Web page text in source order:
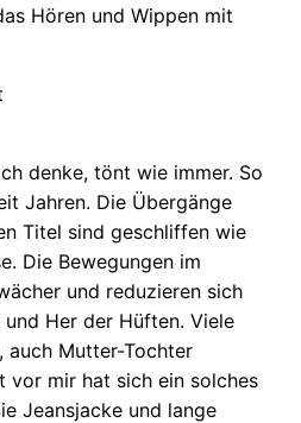
Hören und Wippen mit
denke, tönt wie immer. So
Jahren. Die Übergänge
Titel sind geschliffen wie
Die Bewegungen im
und reduzieren sich
Her der Hüften. Viele
auch Mutter-Tochter
vor mir hat sich ein solches
Jeansjacke und lange